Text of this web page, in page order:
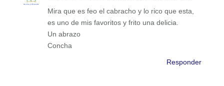
Mira que es feo el cabracho y lo rico que esta,
es uno de mis favoritos y frito una delicia.
Un abrazo
Concha
Responder